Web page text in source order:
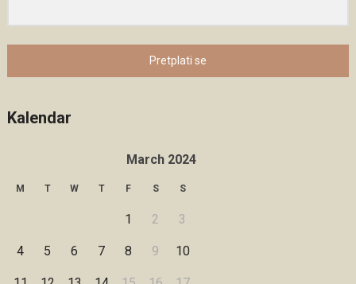
Pretplati se
Kalendar
March 2024
M T W T F S S
1 2 3
4 5 6 7 8 9 10